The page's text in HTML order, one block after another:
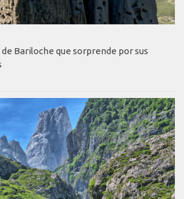
Bariloche que sorprende por sus